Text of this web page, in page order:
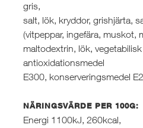
gris,
salt, lök, kryddor, grishjärta,
(vitpeppar, ingefära, muskot,
maltodextrin, lök,
antioxidationsmedel
E300, konserveringsmedel
NÄRINGSVÄRDE PER 100G:
Energi 1100kJ, 260kcal,